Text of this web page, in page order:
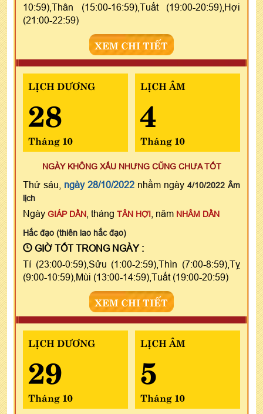
10:59),Thân (15:00-16:59),Tuất (19:00-20:59),Hợi
(21:00-22:59)
XEM CHI TIẾT
LỊCH DƯƠNG
28
Tháng 10
LỊCH ÂM
4
Tháng 10
NGÀY KHÔNG XẤU NHƯNG CŨNG CHƯA TỐT
Thứ sáu, ngày 28/10/2022 nhằm ngày 4/10/2022 Âm
lịch
Ngày GIÁP DẦN , tháng TÂN HỢI , năm NHÂM DẦN
Hắc đạo (thiên lao hắc đạo)
GIỜ TỐT TRONG NGÀY :
Tí (23:00-0:59),Sửu (1:00-2:59),Thìn (7:00-8:59),Tỵ
(9:00-10:59),Mùi (13:00-14:59),Tuất (19:00-20:59)
XEM CHI TIẾT
LỊCH DƯƠNG
29
Tháng 10
LỊCH ÂM
5
Tháng 10